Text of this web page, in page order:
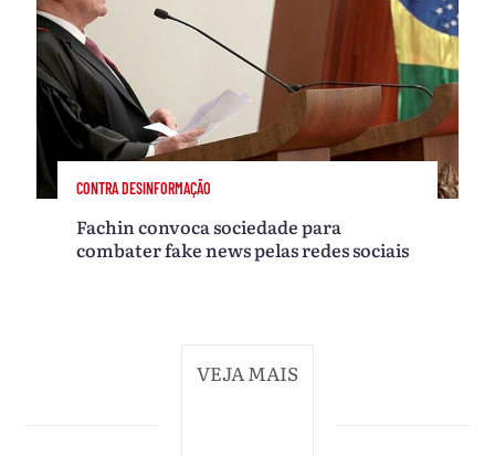
CONTRA DESINFORMAÇÃO
Fachin convoca sociedade para
combater fake news pelas redes sociais
VEJA MAIS